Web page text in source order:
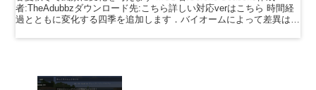
者:TheAdubbzダウンロード先:こちら詳しい対応verはこちら 時間経
過とともに変化する四季を追加します．バイオームによって差異はあ